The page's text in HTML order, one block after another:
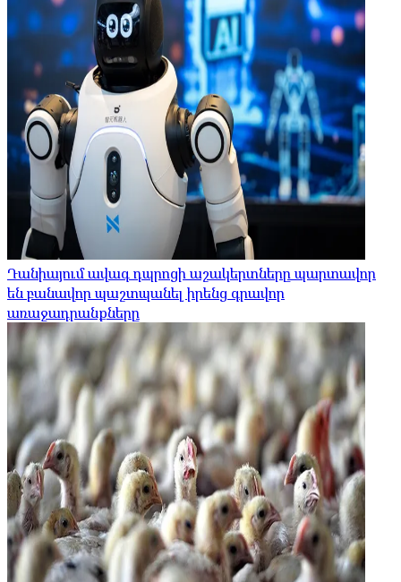
Դանիայում ավագ դպրոցի աշակերտները պարտավոր
են բանավոր պաշտպանել իրենց գրավոր
առաջադրանքները